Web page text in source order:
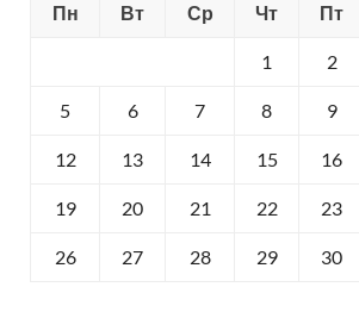
Пн
Вт Ср Чт Пт
1 2
5 6 7 8 9
12 13 14 15 16
19 20 21 22 23
26 27 28 29 30